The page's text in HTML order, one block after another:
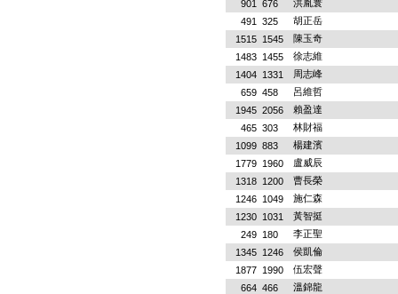
901
676
洪胤寰
491
325
胡正岳
1515
1545
陳玉奇
1483
1455
徐志維
1404
1331
周志峰
659 458
呂維哲
1945 2056
賴盈達
465 303
林財福
1099 883
楊建濱
1779
1960
盧威辰
1318
1200
曹長榮
1246
1049
施仁森
1230
1031
黃智挺
249
180
李正聖
1345
1246
侯凱倫
1877
1990
伍宏聲
664 466
溫錦龍